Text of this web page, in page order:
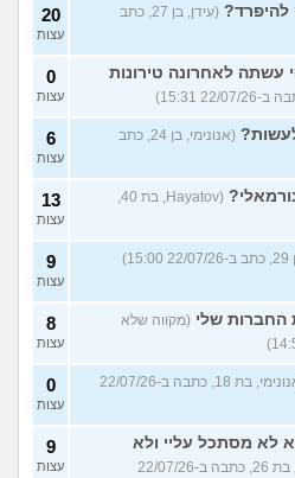
להיפרד?
(עידן, בן 27, כתב
20
עצות
עשתה לאחרונה טירונות
0
עצות
(אנונימי, בן 24, כתב
6
עצות
(Hayatov, בת 40,
13
עצות
9
עצות
שלי (מקווה שלא
8
עצות
(אנונימי, בת 18, כתבה ב-22/07/26
0
עצות
לא מסתכל עליי ולא
(כינוי, בת 26, כתבה ב-22/07/26
9
עצות